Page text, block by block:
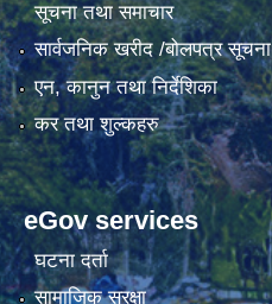
सूचना तथा समाचार
सार्वजनिक खरीद /बोलपत्र सूचना
एन, कानुन तथा निर्देशिका
कर तथा शुल्कहरु
eGov services
घटना दर्ता
सामाजिक सुरक्षा